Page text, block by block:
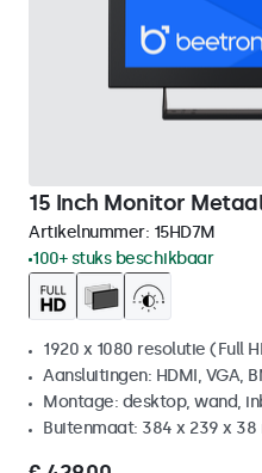
15 Inch Monitor
Artikelnummer: 15HD7M
100+ stuks beschikbaar
1920 x 1080 resolutie (Full
Aansluitingen: HDMI, VGA,
Montage: desktop, wand,
Buitenmaat: 384 x 239 x 38